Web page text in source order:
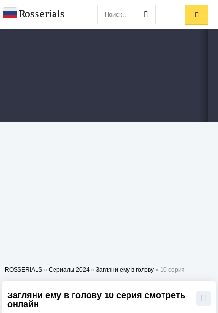
ROSSERIALS » Сериалы 2024 » Загляни ему в голову » 10 серия
Загляни ему в голову 10 серия смотреть
онлайн